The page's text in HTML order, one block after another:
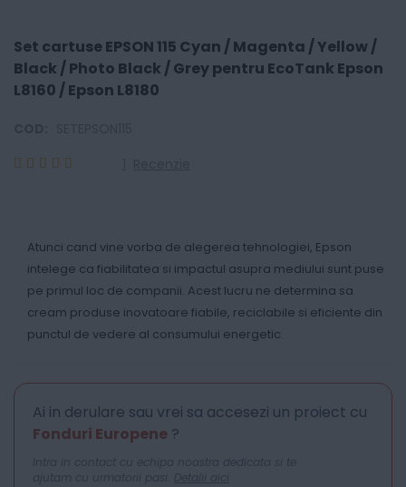
Set cartuse EPSON 115 Cyan / Magenta / Yellow /
Black / Photo Black / Grey pentru EcoTank Epson
L8160 / Epson L8180
Atunci cand vine vorba de alegerea tehnologiei, Epson
intelege ca fiabilitatea si impactul asupra mediului sunt puse
pe primul loc de companii. Acest lucru ne determina sa
cream produse inovatoare fiabile, reciclabile si eficiente din
punctul de vedere al consumului energetic.
Ai in derulare sau vrei sa accesezi un proiect cu
Fonduri Europene ?
Intra in contact cu echipa noastra dedicata si te
ajutam cu urmatorii pasi. Detalii aici